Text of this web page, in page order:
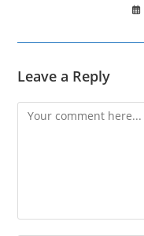
Leave a Reply
Comment